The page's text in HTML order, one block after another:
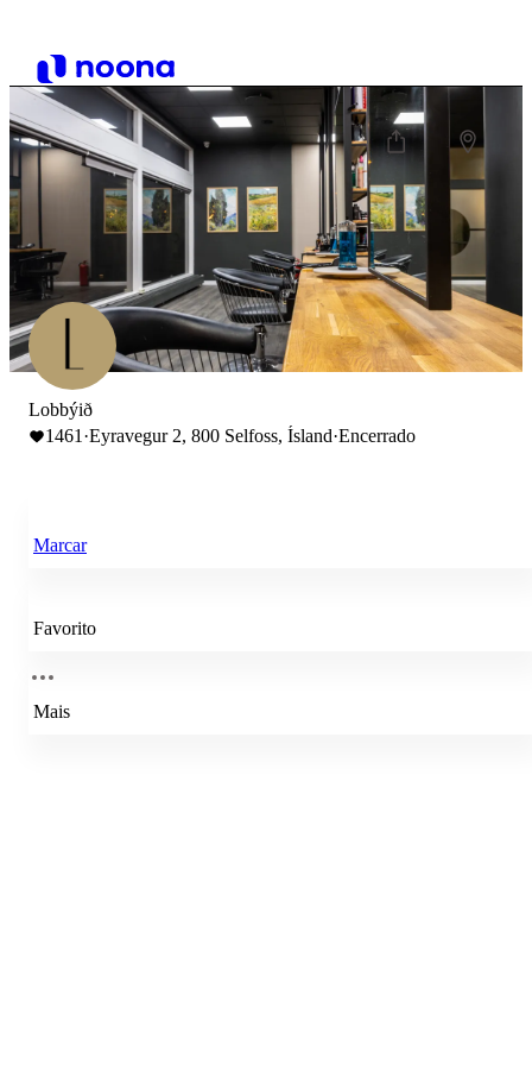
Lobbýið
1461 ·Eyravegur 2, 800 Selfoss, Ísland·Encerrado
Marcar
Favorito
Mais